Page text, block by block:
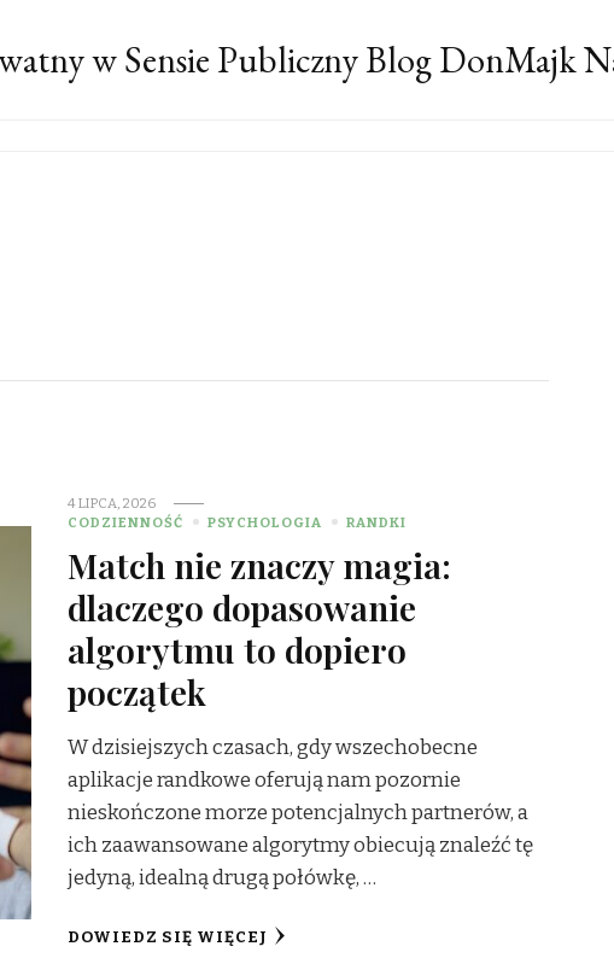
w Sensie Publiczny Blog DonMajk
4 LIPCA, 2026
CODZIENNOŚĆ
PSYCHOLOGIA RANDKI
Match nie znaczy magia:
dlaczego dopasowanie
algorytmu to dopiero
początek
W dzisiejszych czasach, gdy wszechobecne
aplikacje randkowe oferują nam pozornie
nieskończone morze potencjalnych partnerów, a
ich zaawansowane algorytmy obiecują znaleźć tę
jedyną, idealną drugą połówkę, …
DOWIEDZ SIĘ WIĘCEJ